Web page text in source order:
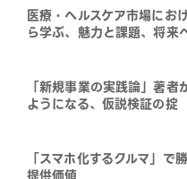
医療・ヘルスケア市場にお
ら学ぶ、魅力と課題、将来
「新規事業の実践論」著
ようになる、仮説検証の掟
「スマホ化するクルマ」